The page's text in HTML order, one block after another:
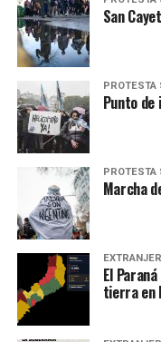
San
PROTESTA
Punto
PROTESTA
Marcha
El
tierra en